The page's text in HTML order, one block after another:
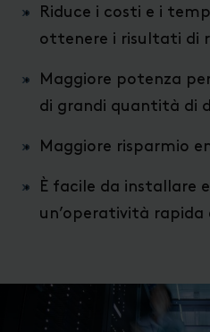
Riduce i costi e i
ottenere i risultati di
Maggiore potenza
di grandi quantità di
Maggiore risparmio
È facile da installare
un’operatività